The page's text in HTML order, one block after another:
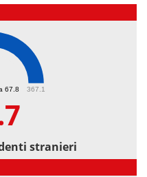
67.8 367.1
stranieri